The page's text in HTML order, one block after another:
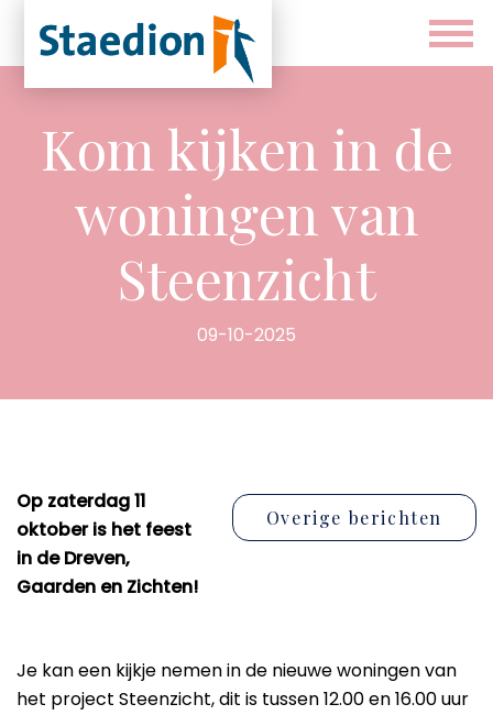
Kom kijken in de
woningen van
Steenzicht
09-10-2025
Overige berichten
Op zaterdag 11
oktober is het feest
in de Dreven,
Gaarden en Zichten!
Je kan een kijkje nemen in de nieuwe woningen van
het project Steenzicht, dit is tussen 12.00 en 16.00 uur